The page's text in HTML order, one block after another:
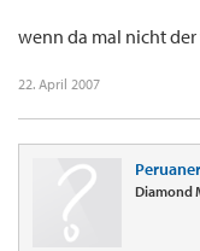
wenn da mal nicht der
22. April 2007
Peruaner
Diamond